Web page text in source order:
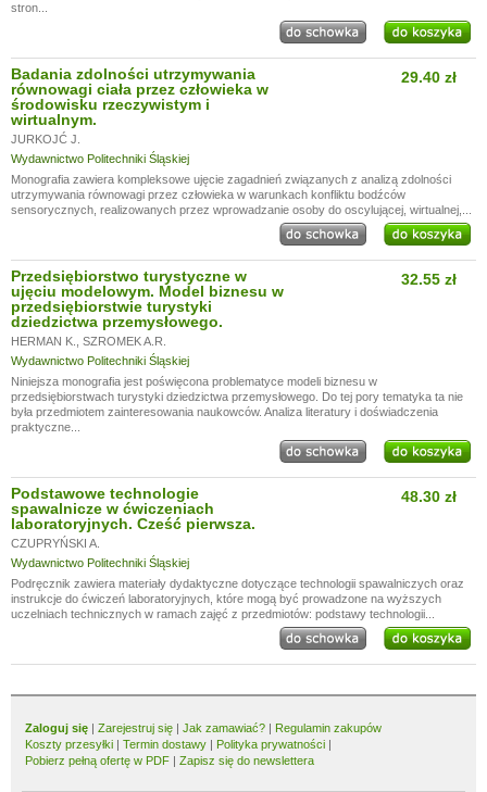
stron...
Badania zdolności utrzymywania
równowagi ciała przez człowieka w
środowisku rzeczywistym i
wirtualnym.
JURKOJĆ J.
Wydawnictwo Politechniki Śląskiej
29.40 zł
Monografia zawiera kompleksowe ujęcie zagadnień związanych z analizą zdolności
utrzymywania równowagi przez człowieka w warunkach konfliktu bodźców
sensorycznych, realizowanych przez wprowadzanie osoby do oscylującej, wirtualnej,...
Przedsiębiorstwo turystyczne w
ujęciu modelowym. Model biznesu w
przedsiębiorstwie turystyki
dziedzictwa przemysłowego.
HERMAN K.
SZROMEK A.R.
Wydawnictwo Politechniki Śląskiej
32.55 zł
Niniejsza monografia jest poświęcona problematyce modeli biznesu w
przedsiębiorstwach turystyki dziedzictwa przemysłowego. Do tej pory tematyka ta nie
była przedmiotem zainteresowania naukowców. Analiza literatury i doświadczenia
praktyczne...
Podstawowe technologie
spawalnicze w ćwiczeniach
laboratoryjnych. Cześć pierwsza.
CZUPRYŃSKI A.
Wydawnictwo Politechniki Śląskiej
48.30 zł
Podręcznik zawiera materiały dydaktyczne dotyczące technologii spawalniczych oraz
instrukcje do ćwiczeń laboratoryjnych, które mogą być prowadzone na wyższych
uczelniach technicznych w ramach zajęć z przedmiotów: podstawy technologii...
Zaloguj się | Zarejestruj się | Jak zamawiać? | Regulamin zakupów
Koszty przesyłki | Termin dostawy | Polityka prywatności |
Pobierz pełną ofertę w PDF | Zapisz się do newslettera